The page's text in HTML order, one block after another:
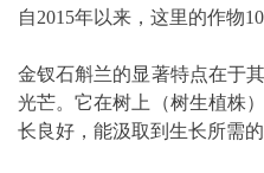
自2015年以来，这里的作物
金钗石斛兰的显著特点在于
光芒。它在树上（树生植株
长良好，能汲取到生长所需的